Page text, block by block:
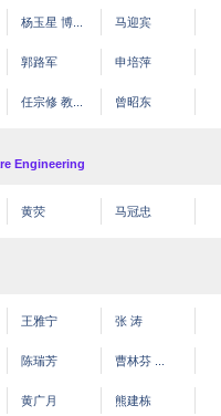
杨玉星 博... 马迎宾
郭路军 申培萍
任宗修 教... 曾昭东
Engineering
黄荧 马冠忠
王雅宁 张 涛
陈瑞芳 曹林芬 ...
黄广月 熊建栋